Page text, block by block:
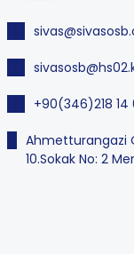
+90(346)218 14
Ahmetturangazi
10.Sokak No: 2